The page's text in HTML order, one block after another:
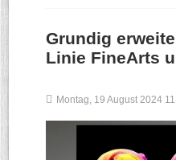
Grundig
Linie FineArts
Montag, 19 August 2024